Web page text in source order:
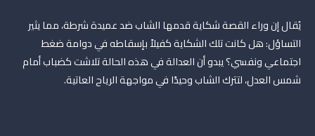
يُقال إن وراء القصة شكاية قدمها الشاب ضد عميدة شرطة، مما يثير
التساؤل: هل كانت تلك الشكاية كفيلاً بإسقاطه في دوامة ضغط
اجتماعي ونفسي؟ يبدو أن العدالة في هذه الحالة تلاشت كضباب أمام
شمس العدل، لتترك الشاب وحيدًا في مواجهة الرياح العاتية.